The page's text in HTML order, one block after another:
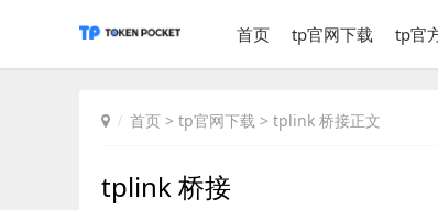
首页 tp官网下载 tp官
首页 > tp官网下载 > tplink 桥接正文
tplink 桥接